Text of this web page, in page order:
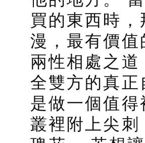
買的東西時
漫，最有價值
兩性相處之
全雙方的真
是做一個值
叢裡附上尖